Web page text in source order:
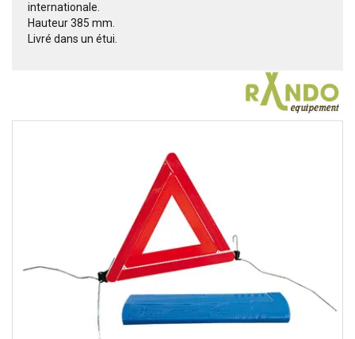
internationale.
Hauteur 385 mm.
Livré dans un étui.